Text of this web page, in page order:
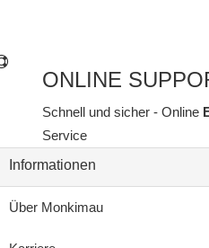
ONLINE
Schnell und sicher - Online
Service
Informationen
Über Monkimau